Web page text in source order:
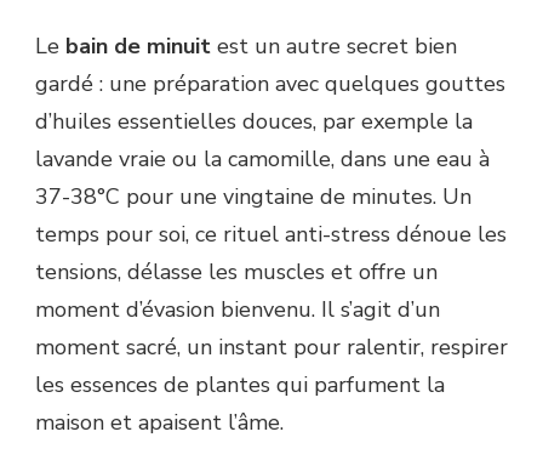
Le bain de minuit est un autre secret bien
gardé : une préparation avec quelques gouttes
d’huiles essentielles douces, par exemple la
lavande vraie ou la camomille, dans une eau à
37-38°C pour une vingtaine de minutes. Un
temps pour soi, ce rituel anti-stress dénoue les
tensions, délasse les muscles et offre un
moment d’évasion bienvenu. Il s’agit d’un
moment sacré, un instant pour ralentir, respirer
les essences de plantes qui parfument la
maison et apaisent l’âme.